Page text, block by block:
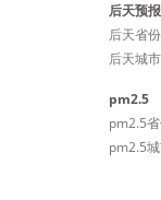
后天预报
后天省
后天城
pm2.5
pm2.5
pm2.5